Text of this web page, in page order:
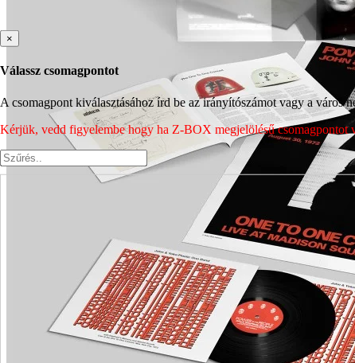
×
Válassz csomagpontot
A csomagpont kiválasztásához írd be az irányítószámot vagy a város
Kérjük, vedd figyelembe hogy ha Z-BOX megjelölésű csomagpontot